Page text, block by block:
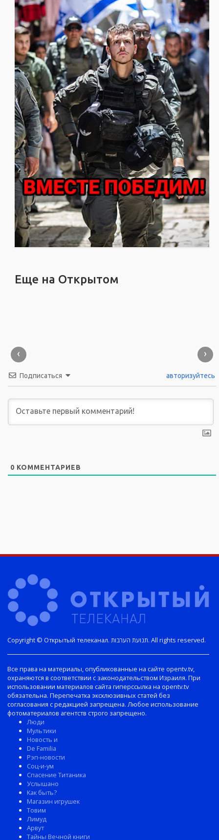
Еще на Открытом
‹ ›
Подписаться авторизуйтесь
0 КОММЕНТАРИЕВ
Copyright © Открытый телеканал. תנועת הערבות. All rights reserved.
Все права на материалы, опубликованные на сайте opentv.tv,
охраняются в соответствии с законодательством Израиля. При
использовании материалов сайта гиперссылка на opentv.tv
обязательна. Перепечатка эксклюзивных статей без
согласования с редакцией запрещена. Любое использование
фотоматериалов агентств строго запрещено.
Люди
Мультики
Новость и
De Familia
Рэп-новости
Соц-и-ум
Спасение Титаника
Услышано
Как быть?
Магазин игрушек
Товим
Лимуд
Арвут
Тайны Вечной книги